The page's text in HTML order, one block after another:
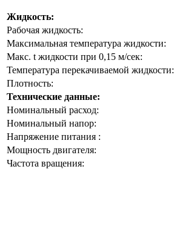
Жидкость:
Рабочая жидкость:
Максимальная температура жидкости:
Макс. t жидкости при 0,15 м/сек:
Температура перекачиваемой жидкости:
Плотность:
Технические данные:
Номинальный расход:
Номинальный напор:
Напряжение питания :
Мощность двигателя:
Частота вращения: